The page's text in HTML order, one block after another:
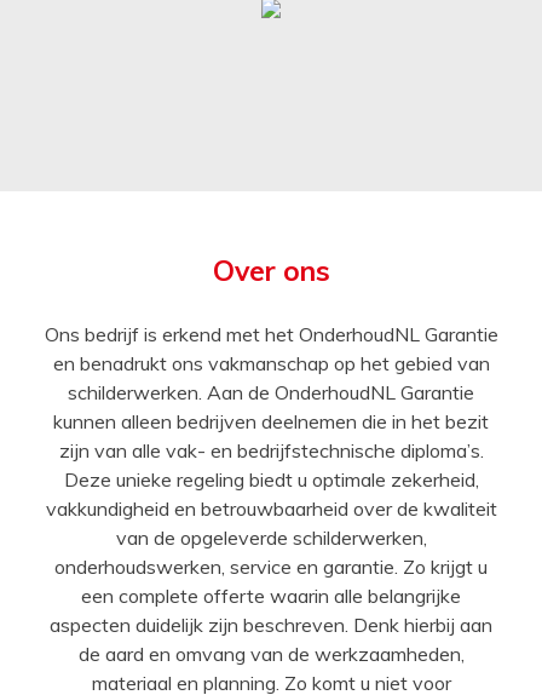
Over ons
Ons bedrijf is erkend met het OnderhoudNL Garantie
en benadrukt ons vakmanschap op het gebied van
schilderwerken. Aan de OnderhoudNL Garantie
kunnen alleen bedrijven deelnemen die in het bezit
zijn van alle vak- en bedrijfstechnische diploma’s.
Deze unieke regeling biedt u optimale zekerheid,
vakkundigheid en betrouwbaarheid over de kwaliteit
van de opgeleverde schilderwerken,
onderhoudswerken, service en garantie. Zo krijgt u
een complete offerte waarin alle belangrijke
aspecten duidelijk zijn beschreven. Denk hierbij aan
de aard en omvang van de werkzaamheden,
materiaal en planning. Zo komt u niet voor